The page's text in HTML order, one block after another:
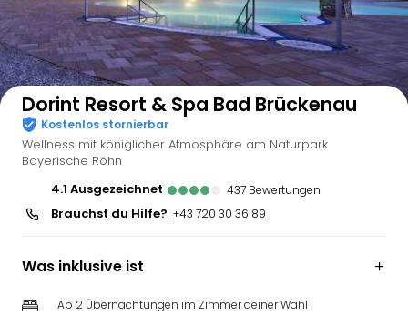
Auf der Karte anzeigen
Dorint Resort & Spa Bad Brückenau
Kostenlos stornierbar
Wellness mit königlicher Atmosphäre am Naturpark
Bayerische Röhn
4.1
ausgezeichnet 437 Bewertungen
Brauchst du Hilfe? +43 720 30 36 89
Was inklusive ist
Ab 2 Übernachtungen im Zimmer deiner Wahl